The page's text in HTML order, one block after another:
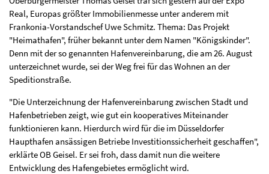
Real, Europas größter Immobilienmesse unter anderem mit
Frankonia-Vorstandschef Uwe Schmitz. Thema: Das Projekt
"Heimathafen", früher bekannt unter dem Namen "Königskinder".
Denn mit der so genannten Hafenvereinbarung, die am 26. August
unterzeichnet wurde, sei der Weg frei für das Wohnen an der
Speditionstraße.
"Die Unterzeichnung der Hafenvereinbarung zwischen Stadt und
Hafenbetrieben zeigt, wie gut ein kooperatives Miteinander
funktionieren kann. Hierdurch wird für die im Düsseldorfer
Haupthafen ansässigen Betriebe Investitionssicherheit geschaffen",
erklärte OB Geisel. Er sei froh, dass damit nun die weitere
Entwicklung des Hafengebietes ermöglicht wird.